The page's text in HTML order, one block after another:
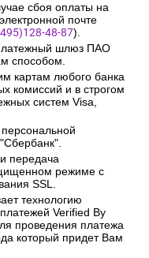
сбоя оплаты на
почте
48-87).
шлюз ПАО
способом.
картам любого банка
комиссий и в строгом
систем Visa,
передача
режиме с
SSL.
технологию
Verified By
проведения платежа
который придет Вам